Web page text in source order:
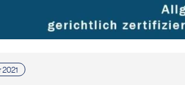
2021